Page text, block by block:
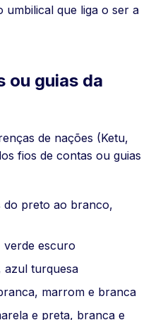
que liga o ser a
ou guias da
de nações (Ketu,
fios de contas ou guias
do preto ao branco,
escuro
azul turquesa
marrom e branca
e preta, branca e